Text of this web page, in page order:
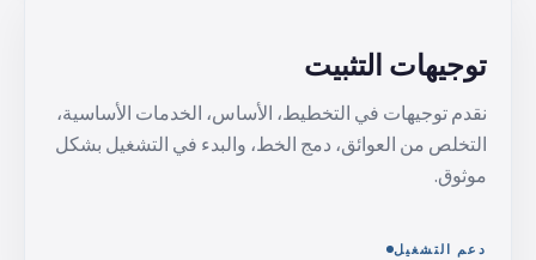
توجيهات التثبيت
نقدم توجيهات في التخطيط، الأساس، الخدمات الأساسية،
التخلص من العوائق، دمج الخط، والبدء في التشغيل بشكل
موثوق.
دعم التشغيل